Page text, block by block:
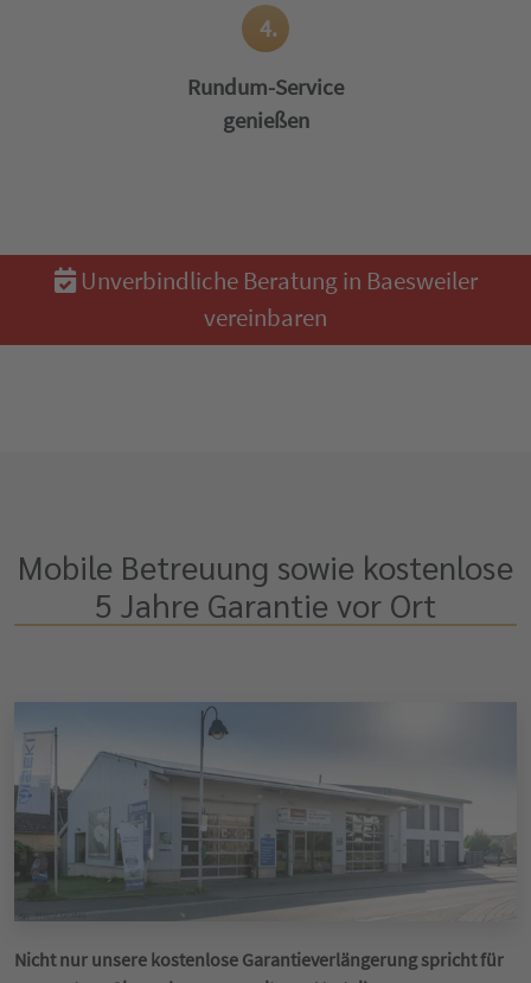
4.
Rundum-Service
genießen
Unverbindliche Beratung in Baesweiler
vereinbaren
Mobile Betreuung sowie kostenlose
5 Jahre Garantie vor Ort
Nicht nur unsere kostenlose Garantieverlängerung spricht für